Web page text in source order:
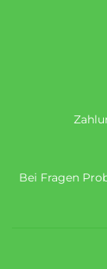
Bei Fragen